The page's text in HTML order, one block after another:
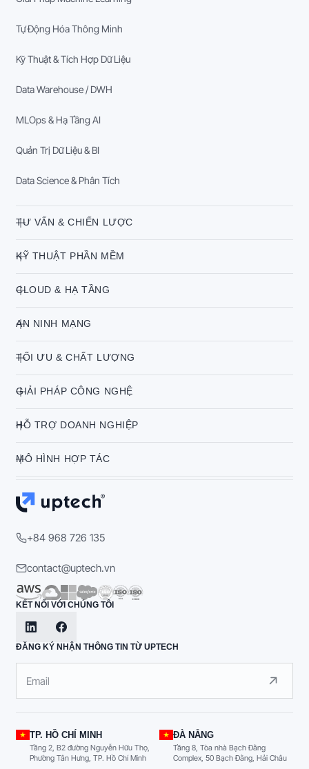
Tự Động Hóa Thông Minh
Kỹ Thuật & Tích Hợp Dữ Liệu
Data Warehouse / DWH
MLOps & Hạ Tầng AI
Quản Trị Dữ Liệu & BI
Data Science & Phân Tích
TƯ VẤN & CHIẾN LƯỢC
KỸ THUẬT PHẦN MỀM
CLOUD & HẠ TẦNG
AN NINH MẠNG
TỐI ƯU & CHẤT LƯỢNG
GIẢI PHÁP CÔNG NGHỆ
HỖ TRỢ DOANH NGHIỆP
MÔ HÌNH HỢP TÁC
+84 968 726 135
contact@uptech.vn
KẾT NỐI VỚI CHÚNG TÔI
ĐĂNG KÝ NHẬN THÔNG TIN TỪ UPTECH
TP. HỒ CHÍ MINH
Tầng 2, B2 đường Nguyễn Hữu Thọ,
Phường Tân Hưng, TP. Hồ Chí Minh
ĐÀ NẴNG
Tầng 8, Tòa nhà Bạch Đằng
Complex, 50 Bạch Đằng, Hải Châu